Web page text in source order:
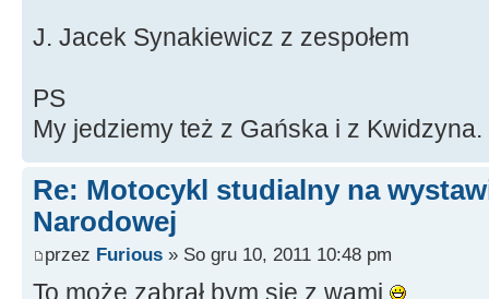
J. Jacek Synakiewicz z zespołem
PS
My jedziemy też z Gańska i z Kwidzyna.
Re: Motocykl studialny na
Narodowej
przez Furious » So gru 10, 2011 10:48 pm
To może zabrał bym się z wami